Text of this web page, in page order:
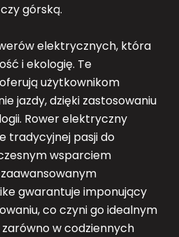
górską.
elektrycznych, która
i ekologię. Te
użytkownikom
jazdy, dzięki zastosowaniu
Rower elektryczny
tradycyjnej pasji do
wsparciem
gwarantuje imponujący
co czyni go idealnym
w codziennych